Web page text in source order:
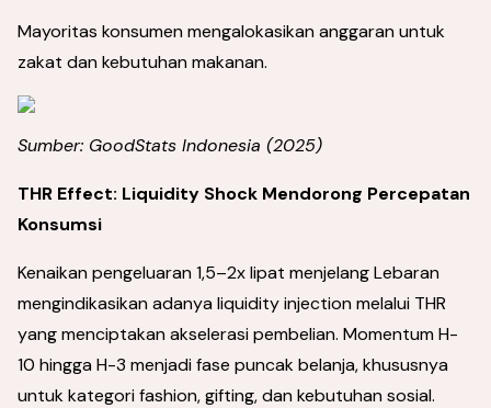
Mayoritas konsumen mengalokasikan anggaran untuk
zakat dan kebutuhan makanan.
Sumber: GoodStats Indonesia (2025)
THR Effect: Liquidity Shock Mendorong Percepatan
Konsumsi
Kenaikan pengeluaran 1,5–2x lipat menjelang Lebaran
mengindikasikan adanya liquidity injection melalui THR
yang menciptakan akselerasi pembelian. Momentum H-
10 hingga H-3 menjadi fase puncak belanja, khususnya
untuk kategori fashion, gifting, dan kebutuhan sosial.